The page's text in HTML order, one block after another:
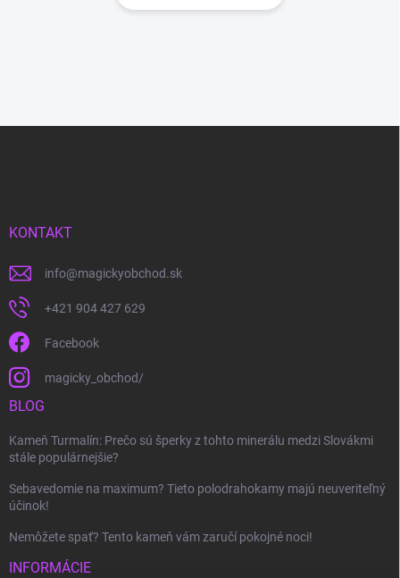
KONTAKT
info@magickyobchod.sk
+421 904 427 629
Facebook
magicky_obchod/
BLOG
Kameň Turmalín: Prečo sú šperky z tohto minerálu medzi Slovákmi
stále populárnejšie?
Sebavedomie na maximum? Tieto polodrahokamy majú neuveriteľný
účinok!
Nemôžete spať? Tento kameň vám zaručí pokojné noci!
INFORMÁCIE